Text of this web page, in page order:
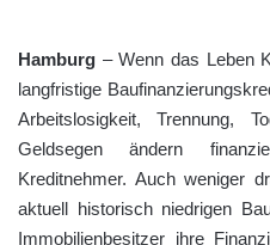
Hamburg – Wenn das Leben
langfristige
Arbeitslosigkeit, Trennung,
Geldsegen ändern
Kreditnehmer. Auch weniger
aktuell historisch niedrigen
Immobilienbesitzer ihre